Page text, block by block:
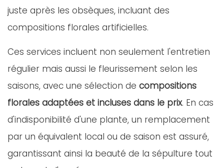
juste après les obsèques, incluant des
compositions florales artificielles.
Ces services incluent non seulement l'entretien
régulier mais aussi le fleurissement selon les
saisons, avec une sélection de compositions
florales adaptées et incluses dans le prix. En cas
d'indisponibilité d'une plante, un remplacement
par un équivalent local ou de saison est assuré,
garantissant ainsi la beauté de la sépulture tout